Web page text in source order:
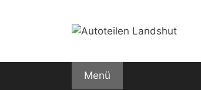
Menü